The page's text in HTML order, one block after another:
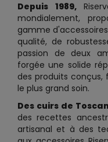
Depuis 1989,
mondialement,
gamme
qualité, de
passion de deux
forgée une solide
des produits
le plus grand soin.
Des cuirs de
des recettes
artisanal et à des